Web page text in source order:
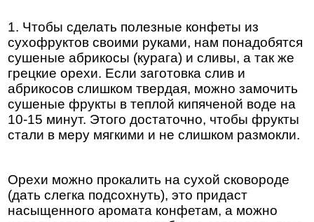
1. Чтобы сделать полезные конфеты из
сухофруктов своими руками, нам понадобятся
сушеные абрикосы (курага) и сливы, а так же
грецкие орехи. Если заготовка слив и
абрикосов слишком твердая, можно замочить
сушеные фрукты в теплой кипяченой воде на
10-15 минут. Этого достаточно, чтобы фрукты
стали в меру мягкими и не слишком размокли.
Орехи можно прокалить на сухой сковороде
(дать слегка подсохнуть), это придаст
насыщенного аромата конфетам, а можно